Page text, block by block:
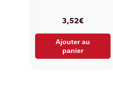
3,52€
Ajouter au
panier